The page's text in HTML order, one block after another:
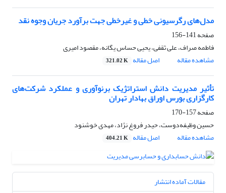
مدل‌های رگرسیونی خطی و غیرخطی جهت برآورد جریان وجوه نقد
صفحه141-156
فاطمه صراف، علی ثقفی، یحیی حساس یگانه، مقصود امیری
مشاهده مقاله
اصل مقاله 321.02 K
تأثیر مدیریت دانش استراتژیک برنوآوری و عملکرد شرکت‌های
کارگزاری بورس اوراق ‌بهادار تهران
صفحه157-170
حسین وظیفه‌دوست، حیدر فروغ نژاد، مهدی خوشنود
مشاهده مقاله
اصل مقاله 404.21 K
مقالات آماده انتشار